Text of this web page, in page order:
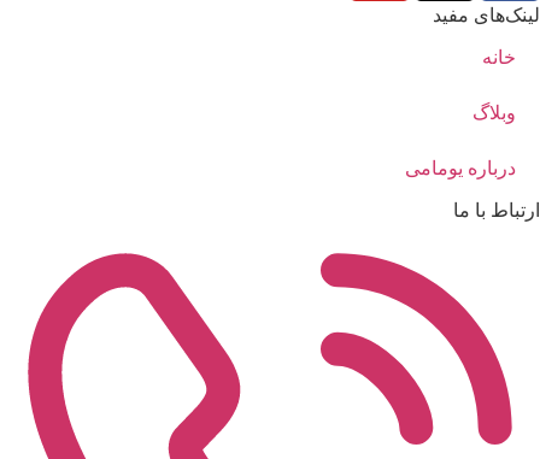
لینک‌های مفید
خانه
وبلاگ
درباره یومامی
ارتباط با ما